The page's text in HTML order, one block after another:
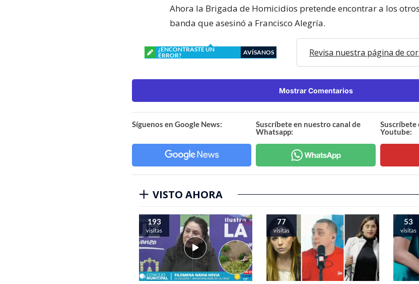
Ahora la Brigada de Homicidios pretende encontrar a los
banda que asesinó a Francisco Alegría.
¿ENCONTRASTE UN
ERROR?
AVÍSANOS Revisa nuestra página de
Mostrar Comentarios
Síguenos en Google News:
Suscríbete en nuestro canal de
Whatsapp:
Suscríbete
Youtube:
VISTO AHORA
193
visitas
77
visitas
53
visitas